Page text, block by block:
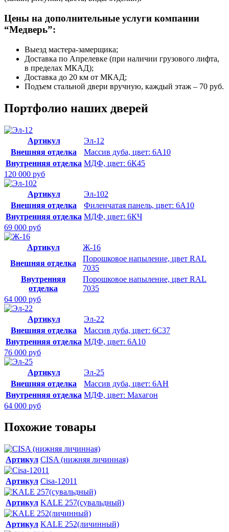
Цены на дополнительные услуги компании
“Медверь”:
Выезд мастера-замерщика;
Доставка по Апрелевке (при наличии грузового лифта,
в пределах МКАД);
Доставка до 20 км от МКАД;
Подъем стальной двери вручную, каждый этаж – 70 руб.
Портфолио наших дверей
Артикул
Эл-12
Внешняя отделка
Массив дуба, цвет: 6А10
Внутренняя отделка МДФ, цвет: 6К45
120 000 руб
Артикул
Эл-102
Внешняя отделка
Филенчатая панель, цвет: 6А10
Внутренняя отделка МДФ, цвет: 6КЧ
69 000 руб
Артикул
Ж-16
Внешняя отделка
Порошковое напыление, цвет RAL
7035
Внутренняя
отделка
Порошковое напыление, цвет RAL
7035
64 000 руб
Артикул
Эл-22
Внешняя отделка
Массив дуба, цвет: 6С37
Внутренняя отделка МДФ, цвет: 6А10
76 000 руб
Артикул
Эл-25
Внешняя отделка
Массив дуба, цвет: 6АН
Внутренняя отделка МДФ, цвет: Махагон
64 000 руб
Похожие товары
Артикул CISA (нижняя личинная)
Артикул Cisa-12011
Артикул KALE 257(сувальдный)
Артикул KALE 252(личинный)